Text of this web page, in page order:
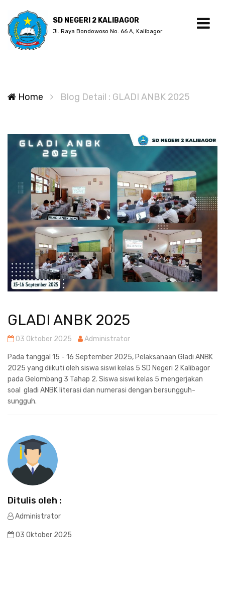
SD NEGERI 2 KALIBAGOR
Jl. Raya Bondowoso No. 66 A, Kalibagor
Home Blog Detail : GLADI ANBK 2025
GLADI ANBK 2025
03 Oktober 2025 Administrator
Pada tanggal 15 - 16 September 2025, Pelaksanaan Gladi ANBK
2025 yang diikuti oleh siswa siswi kelas 5 SD Negeri 2 Kalibagor
pada Gelombang 3 Tahap 2. Siswa siswi kelas 5 mengerjakan
soal gladi ANBK literasi dan numerasi dengan bersungguh-
sungguh.
Ditulis oleh :
Administrator
03 Oktober 2025